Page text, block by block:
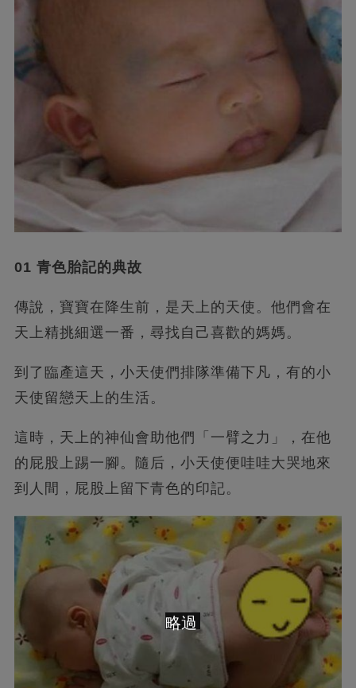
01 青色胎記的典故
傳說，寶寶在降生前，是天上的天使。他們會在
天上精挑細選一番，尋找自己喜歡的媽媽。
到了臨產這天，小天使們排隊準備下凡，有的小
天使留戀天上的生活。
這時，天上的神仙會助他們「一臂之力」，在他
的屁股上踢一腳。隨后，小天使便哇哇大哭地來
到人間，屁股上留下青色的印記。
略過